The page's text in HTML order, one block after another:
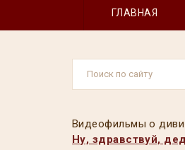
ГЛАВНАЯ
Видеофильмы о
Ну, здравствуй,